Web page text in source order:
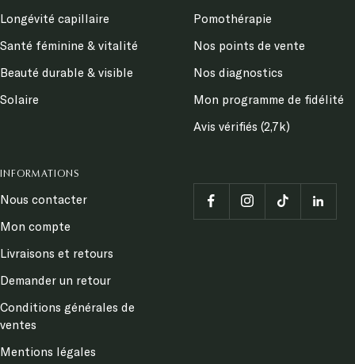
Longévité capillaire
Santé féminine & vitalité
Beauté durable & visible
Solaire
Pomothérapie
Nos points de vente
Nos diagnostics
Mon programme de fidélité
Avis vérifiés (2,7k)
INFORMATIONS
Nous contacter
Mon compte
Livraisons et retours
Demander un retour
Conditions générales de
ventes
Mentions légales